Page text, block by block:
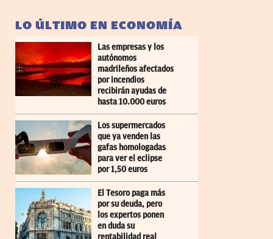
LO ÚLTIMO EN ECONOMÍA
Las empresas y los
autónomos
madrileños afectados
por incendios
recibirán ayudas de
hasta 10.000 euros
Los supermercados
que ya venden las
gafas homologadas
para ver el eclipse
por 1,50 euros
El Tesoro paga más
por su deuda, pero
los expertos ponen
en duda su
rentabilidad real